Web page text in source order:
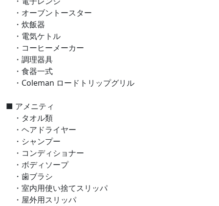
・オーブントースター
・炊飯器
・電気ケトル
・コーヒーメーカー
・調理器具
・食器一式
・Coleman ロードトリップグリル
■ アメニティ
・タオル類
・ヘアドライヤー
・シャンプー
・コンディショナー
・ボディソープ
​ ・歯ブラシ
・室内用使い捨てスリッパ
・屋外用スリッパ